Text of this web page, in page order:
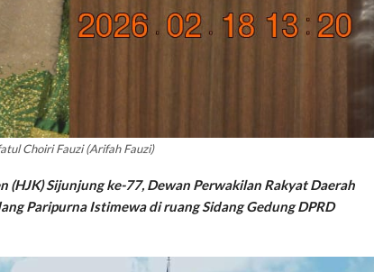
Choiri Fauzi (Arifah Fauzi)
(HJK) Sijunjung ke-77, Dewan Perwakilan Rakyat Daerah
Paripurna Istimewa di ruang Sidang Gedung DPRD